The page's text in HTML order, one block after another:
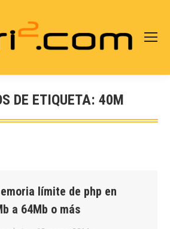
DE ETIQUETA: 40M
Estás aquí:
límite de php en
a 64Mb o más